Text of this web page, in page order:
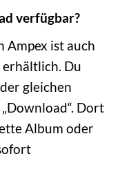
verfügbar?
Ampex ist auch
erhältlich. Du
gleichen
Dort
Album oder